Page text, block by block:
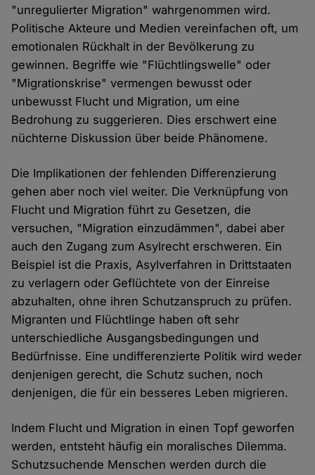
"unregulierter Migration" wahrgenommen wird.
Politische Akteure und Medien vereinfachen oft, um
emotionalen Rückhalt in der Bevölkerung zu
gewinnen. Begriffe wie "Flüchtlingswelle" oder
"Migrationskrise" vermengen bewusst oder
unbewusst Flucht und Migration, um eine
Bedrohung zu suggerieren. Dies erschwert eine
nüchterne Diskussion über beide Phänomene.
Die Implikationen der fehlenden Differenzierung
gehen aber noch viel weiter. Die Verknüpfung von
Flucht und Migration führt zu Gesetzen, die
versuchen, "Migration einzudämmen", dabei aber
auch den Zugang zum Asylrecht erschweren. Ein
Beispiel ist die Praxis, Asylverfahren in Drittstaaten
zu verlagern oder Geflüchtete von der Einreise
abzuhalten, ohne ihren Schutzanspruch zu prüfen.
Migranten und Flüchtlinge haben oft sehr
unterschiedliche Ausgangsbedingungen und
Bedürfnisse. Eine undifferenzierte Politik wird weder
denjenigen gerecht, die Schutz suchen, noch
denjenigen, die für ein besseres Leben migrieren.
Indem Flucht und Migration in einen Topf geworfen
werden, entsteht häufig ein moralisches Dilemma.
Schutzsuchende Menschen werden durch die